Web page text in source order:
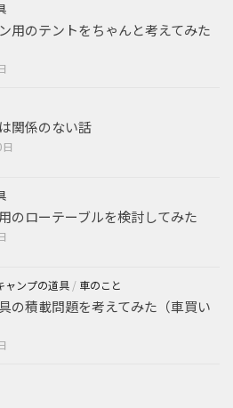
用のテントをちゃんと考えてみた
関係のない話
のローテーブルを検討してみた
ャンプの道具 / 車のこと
の積載問題を考えてみた（車買い